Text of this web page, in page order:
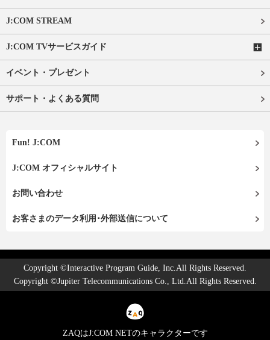
J:COM STREAM
J:COM TVサービスガイド
イベント・プレゼント
サポート・よくある質問
Fun! J:COM
J:COM オフィシャルサイト
お問い合わせ
お客さまのデータ利用･外部送信について
Copyright ©Interactive Program Guide, Inc.All Rights Reserved.
Copyright ©Jupiter Telecommunications Co., Ltd.All Rights Reserved.
ZAQはJ:COM NETのキャラクターです